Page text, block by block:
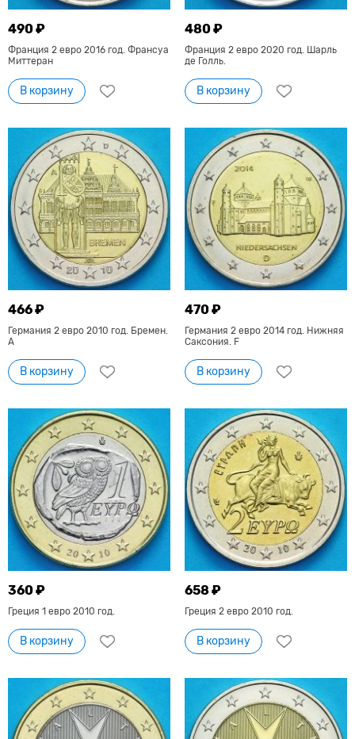
490 ₽
Франция 2 евро 2016 год. Франсуа
Миттеран
В корзину
480 ₽
Франция 2 евро 2020 год. Шарль
де Голль.
В корзину
466 ₽
Германия 2 евро 2010 год. Бремен.
А
В корзину
470 ₽
Германия 2 евро 2014 год. Нижняя
Саксония. F
В корзину
360 ₽
Греция 1 евро 2010 год.
В корзину
658 ₽
Греция 2 евро 2010 год.
В корзину